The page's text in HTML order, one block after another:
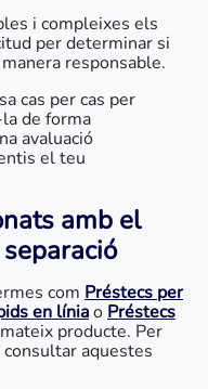
i compleixes els
per determinar si
responsable.
cas per cas per
de forma
avaluació
el teu
amb el
com Préstecs per
en líniao Préstecs
producte. Per
aquestes